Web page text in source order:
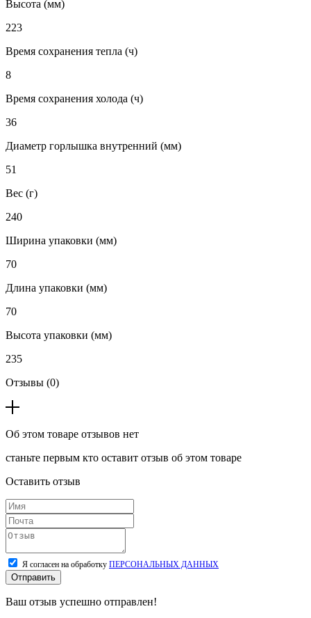
Высота (мм)
223
Время сохранения тепла (ч)
8
Время сохранения холода (ч)
36
Диаметр горлышка внутренний (мм)
51
Вес (г)
240
Ширина упаковки (мм)
70
Длина упаковки (мм)
70
Высота упаковки (мм)
235
Отзывы (0)
Об этом товаре отзывов нет
станьте первым кто оставит отзыв об этом товаре
Оставить отзыв
Я согласен на обработку ПЕРСОНАЛЬНЫХ ДАННЫХ
Отправить
Ваш отзыв успешно отправлен!